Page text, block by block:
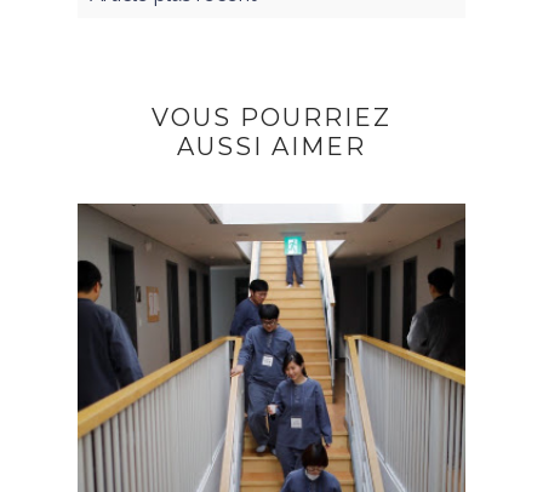
VOUS POURRIEZ
AUSSI AIMER